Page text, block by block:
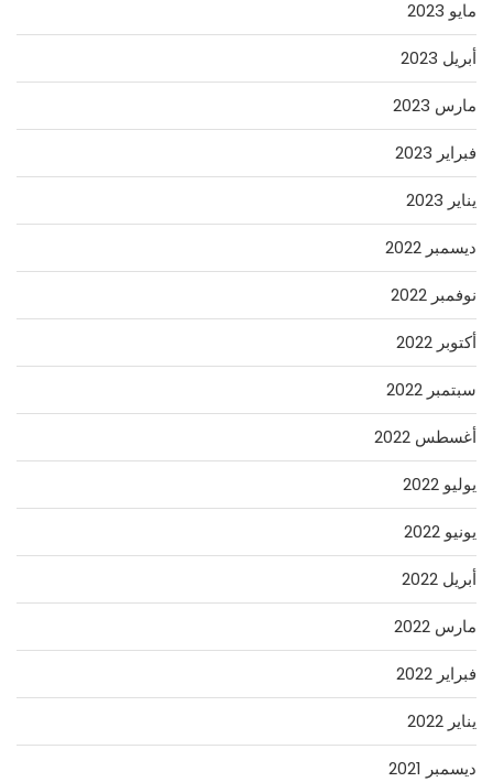
مايو 2023
أبريل 2023
مارس 2023
فبراير 2023
يناير 2023
ديسمبر 2022
نوفمبر 2022
أكتوبر 2022
سبتمبر 2022
أغسطس 2022
يوليو 2022
يونيو 2022
أبريل 2022
مارس 2022
فبراير 2022
يناير 2022
ديسمبر 2021